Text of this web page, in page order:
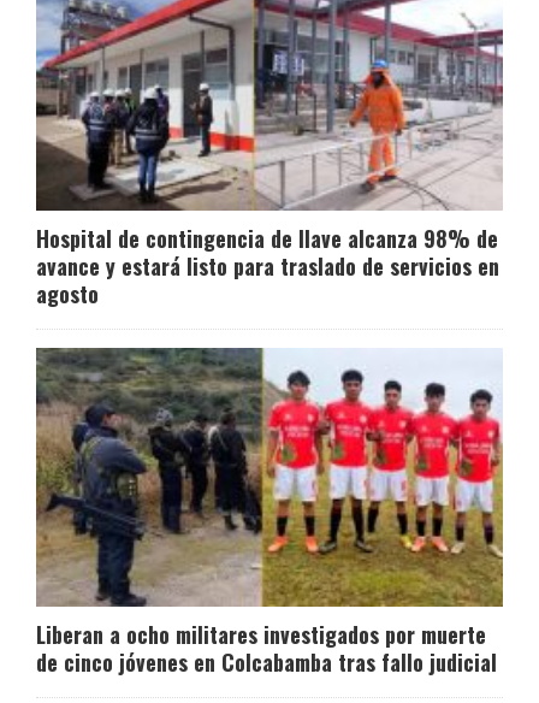
Hospital de contingencia de Ilave alcanza 98% de
avance y estará listo para traslado de servicios en
agosto
Liberan a ocho militares investigados por muerte
de cinco jóvenes en Colcabamba tras fallo judicial